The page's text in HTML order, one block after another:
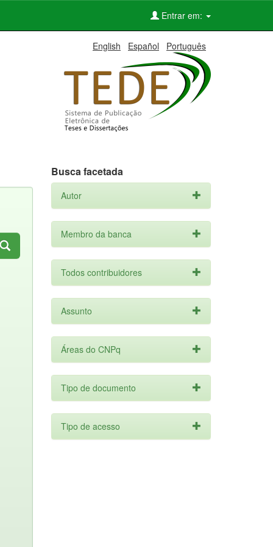
Entrar em:
English Español Português
Busca facetada
Autor
Membro da banca
Todos contribuidores
Assunto
Áreas do CNPq
Tipo de documento
Tipo de acesso